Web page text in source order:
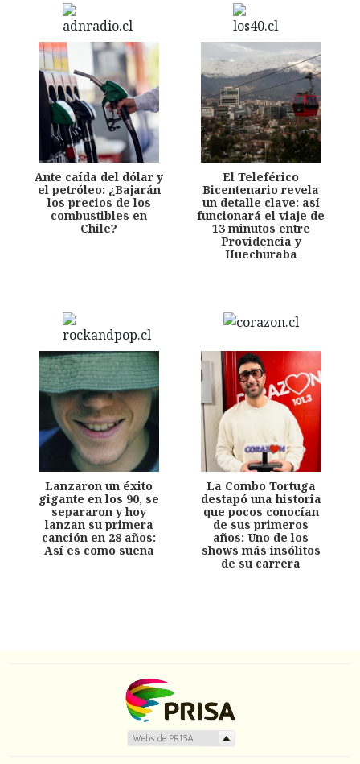
Ante caída del dólar y
el petróleo: ¿Bajarán
los precios de los
combustibles en
Chile?
El Teleférico
Bicentenario revela
un detalle clave: así
funcionará el viaje de
13 minutos entre
Providencia y
Huechuraba
Lanzaron un éxito
gigante en los 90, se
separaron y hoy
lanzan su primera
canción en 28 años:
Así es como suena
La Combo Tortuga
destapó una historia
que pocos conocían
de sus primeros
años: Uno de los
shows más insólitos
de su carrera